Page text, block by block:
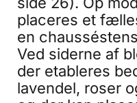
placeres et
en
Ved siderne af
der etableres
lavendel, roser